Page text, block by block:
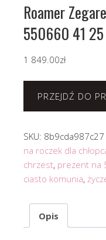
Roamer
550660 41
1 849.00zł
PRZEJDŹ DO
SKU: 8b9cda987c27
na roczek dla
chrzest, prezent na
ciasto komunia,
Opis